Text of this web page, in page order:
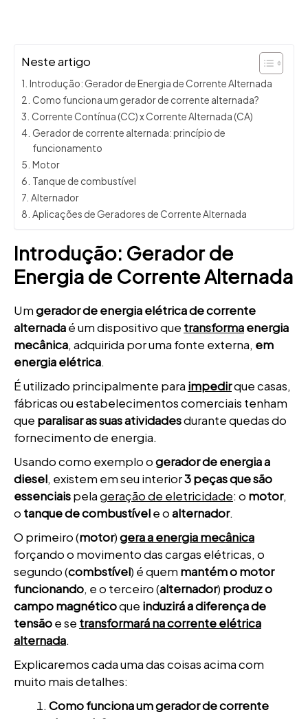
Neste artigo
Introdução: Gerador de Energia de Corrente Alternada
Como funciona um gerador de corrente alternada?
Corrente Contínua (CC) x Corrente Alternada (CA)
Gerador de corrente alternada: princípio de
funcionamento
Motor
Tanque de combustível
Alternador
Aplicações de Geradores de Corrente Alternada
Introdução: Gerador de
Energia de Corrente Alternada
Umgerador de energia elétrica de corrente
alternadaé um dispositivo que transformaenergia
mecânica, adquirida por uma fonte externa, em
energia elétrica.
É utilizado principalmente para impedirque casas,
fábricas ou estabelecimentos comerciais tenham
que paralisar as suas atividadesdurante quedas do
fornecimento de energia.
Usando como exemplo ogerador de energia a
diesel, existem em seu interior3 peças que são
essenciaispelageração de eletricidade: o motor,
o tanque de combustívele oalternador.
O primeiro (motor)gera a energia mecânica
forçando o movimento das cargas elétricas, o
segundo (combstível) é quem mantém o motor
funcionando, e o terceiro (alternador) produz o
campo magnéticoque induzirá a diferença de
tensãoe se transformará na corrente elétrica
alternada.
Explicaremos cada uma das coisas acima com
muito mais detalhes:
Como funciona um gerador de corrente